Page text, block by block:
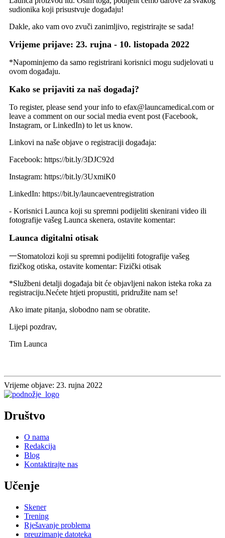
sudionika koji prisustvuje događaju!
Dakle, ako vam ovo zvuči zanimljivo, registrirajte se sada!
Vrijeme prijave: 23. rujna - 10. listopada 2022
*Napominjemo da samo registrirani korisnici mogu sudjelovati u
ovom događaju.
Kako se prijaviti za naš događaj?
To register, please send your info to efax@launcamedical.com or
leave a comment on our social media event post (Facebook,
Instagram, or LinkedIn) to let us know.
Linkovi na naše objave o registraciji događaja:
Facebook: https://bit.ly/3DJC92d
Instagram: https://bit.ly/3UxmiK0
LinkedIn: https://bit.ly/launcaeventregistration
- Korisnici Launca koji su spremni podijeliti skenirani video ili
fotografije vašeg Launca skenera, ostavite komentar:
Launca digitalni otisak
一Stomatolozi koji su spremni podijeliti fotografije vašeg
fizičkog otiska, ostavite komentar: Fizički otisak
*Službeni detalji događaja bit će objavljeni nakon isteka roka za
registraciju.Nećete htjeti propustiti, pridružite nam se!
Ako imate pitanja, slobodno nam se obratite.
Lijepi pozdrav,
Tim Launca
Vrijeme objave: 23. rujna 2022
Društvo
O nama
Redakcija
Blog
Kontaktirajte nas
Učenje
Skener
Trening
Rješavanje problema
preuzimanje datoteka